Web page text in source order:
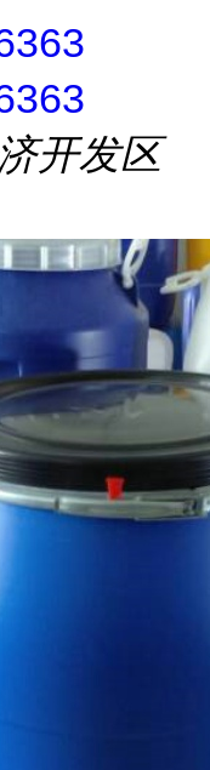
开发区